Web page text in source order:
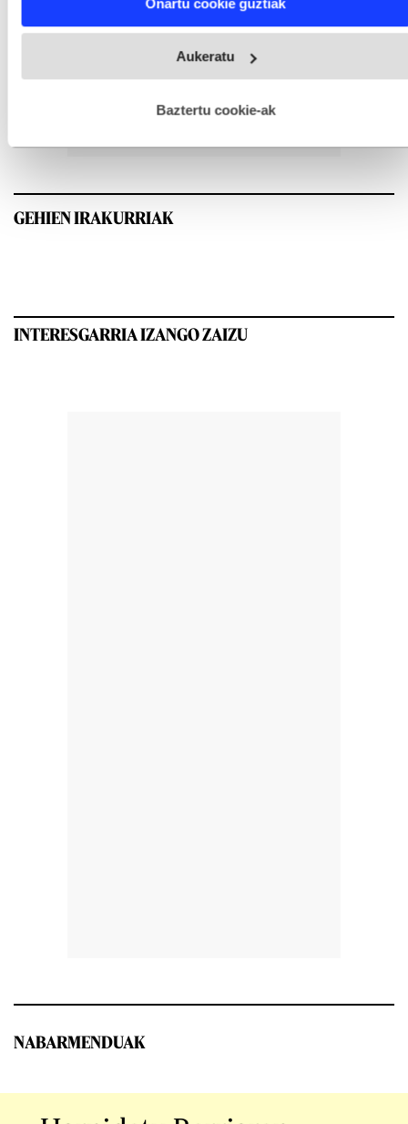
and set your preferences in thedetails section
fitxategiak erabiltzen ditu. Zure esperientzia eta zerbitzuak
esplizitua ematen diguzu.Gehiago irakurri
Aukeratu
Baztertu cookie-ak
GEHIEN IRAKURRIAK
INTERESGARRIA IZANGO ZAIZU
NABARMENDUAK